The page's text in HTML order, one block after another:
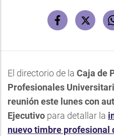
El directorio de la Caja de
Profesionales
reunión este lunes con
Ejecutivo para detallar la
nuevo timbre profesional